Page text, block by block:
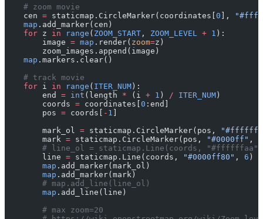
    # zoom movie
    cen
= staticmap.CircleMarker(coordinates[ 0 ],
    map
.add_marker(cen)
    for
z in range ( ZOOM_START , ZOOM_LEVEL + 1 ):
        image
= map .render( zoom=z)
        zoom_images.append(image)
    map
.markers.clear()
    # track movie
    for
i in range ( ITER_NUM ):
        end
= int (length * (i + 1 ) / ITER_NUM )
        coords
= coordinates[ 0 :end]
        pos
= coords[ - 1
        mark_ol
= staticmap.CircleMarker(pos,
"#ffffff"
        mark
= staticmap.CircleMarker(pos, "#0000ff" ,
# line_ol = staticmap.Line(coords,
        line
= staticmap.Line(coords, "#0000ff80" , 6 )
        map
.add_marker(mark_ol)
        map
.add_marker(mark)
        # map.add_line(line_ol)
        map
.add_line(line)
        # max zoom=20